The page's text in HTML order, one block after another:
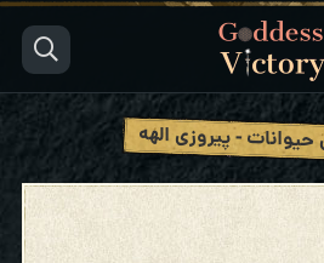
- پیروزی الهه